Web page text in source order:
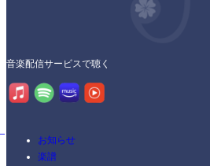
音楽配信サービスで聴く
お知らせ
楽譜